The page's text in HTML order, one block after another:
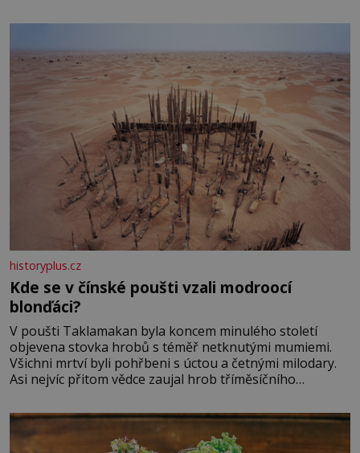
historyplus.cz
Kde se v čínské poušti vzali modroocí
blonďáci?
V poušti Taklamakan byla koncem minulého století
objevena stovka hrobů s téměř netknutými mumiemi.
Všichni mrtví byli pohřbeni s úctou a četnými milodary.
Asi nejvíc přitom vědce zaujal hrob tříměsíčního
blonďaté vlásky. Fakt, že jsou těla dávných lidí nesmírně
dobře zachovalá, přičítají odborníci zdejším klimatickým
podmínkám. Sucho, prosolené písky a extrémně